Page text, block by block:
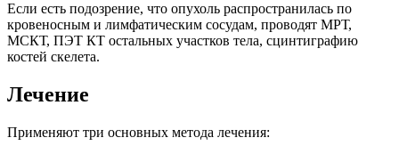
Если есть подозрение, что опухоль распространилась по
кровеносным и лимфатическим сосудам, проводят МРТ,
МСКТ, ПЭТ КТ остальных участков тела, сцинтиграфию
костей скелета.
Лечение
Применяют три основных метода лечения: